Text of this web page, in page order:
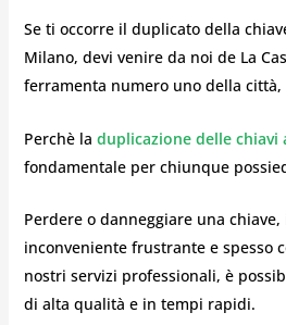
Se ti occorre il duplicato della
Milano, devi venire da noi de La
ferramenta numero uno della
Perchè la duplicazione delle chiavi
fondamentale per chiunque
Perdere o danneggiare una
inconveniente frustrante e spesso
nostri servizi professionali, è
di alta qualità e in tempi rapidi.